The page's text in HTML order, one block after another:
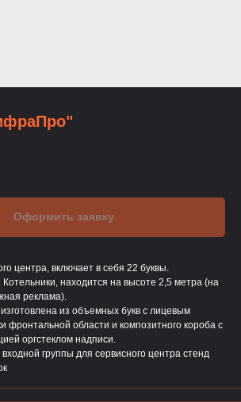
Оформить заявку
центра, включает в себя 22 буквы.
Котельники, находится на высоте 2,5 метра (на
реклама).
из объемных букв с лицевым
фронтальной области и композитного короба с
оргстеклом надписи.
группы для сервисного центра стенд